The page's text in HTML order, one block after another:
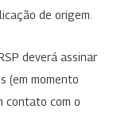
de origem.
deverá assinar
(em momento
contato com o